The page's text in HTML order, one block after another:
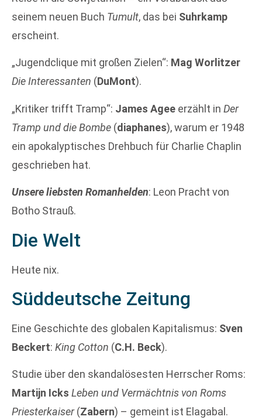
seinem neuen Buch Tumult, das bei Suhrkamp
erscheint.
„Jugendclique mit großen Zielen“: Mag Worlitzer
Die Interessanten (DuMont).
„Kritiker trifft Tramp“: James Agee erzählt in Der
Tramp und die Bombe (diaphanes), warum er 1948
ein apokalyptisches Drehbuch für Charlie Chaplin
geschrieben hat.
Unsere liebsten Romanhelden: Leon Pracht von
Botho Strauß.
Die Welt
Heute nix.
Süddeutsche Zeitung
Eine Geschichte des globalen Kapitalismus: Sven
Beckert: King Cotton (C.H. Beck).
Studie über den skandalösesten Herrscher Roms:
Martijn Icks Leben und Vermächtnis von Roms
Priesterkaiser(Zabern) – gemeint ist Elagabal.